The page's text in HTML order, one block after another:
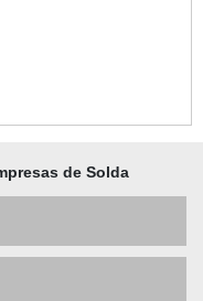
de Solda